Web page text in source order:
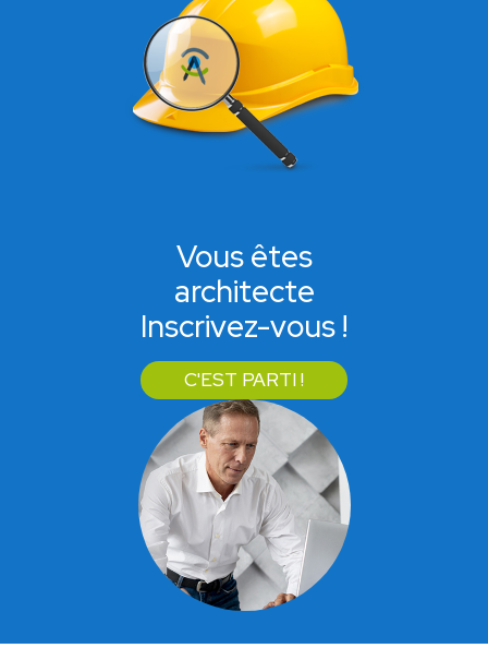
Vous êtes
architecte
Inscrivez-vous !
C'EST PARTI !